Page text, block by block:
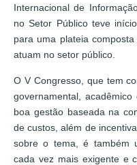
Internacional de
no Setor Público teve
para uma plateia
atuam no setor público.
O V Congresso, que tem
governamental,
boa gestão baseada na
de custos, além de
sobre o tema, é também
cada vez mais exigente e